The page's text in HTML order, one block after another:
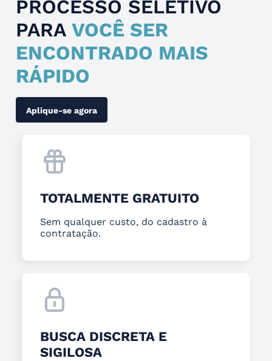
PROCESSO SELETIVO
PARA VOCÊ SER
ENCONTRADO MAIS
RÁPIDO
Aplique-se agora
TOTALMENTE GRATUITO
Sem qualquer custo, do cadastro à
contratação.
BUSCA DISCRETA E
SIGILOSA